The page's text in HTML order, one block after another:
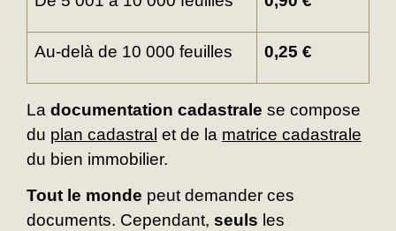
Au-delà de 10 000 feuilles 0,25 €
La documentation cadastrale se compose
du plan cadastral et de la matrice cadastrale
du bien immobilier.
Tout le monde peut demander ces
documents. Cependant, seuls les